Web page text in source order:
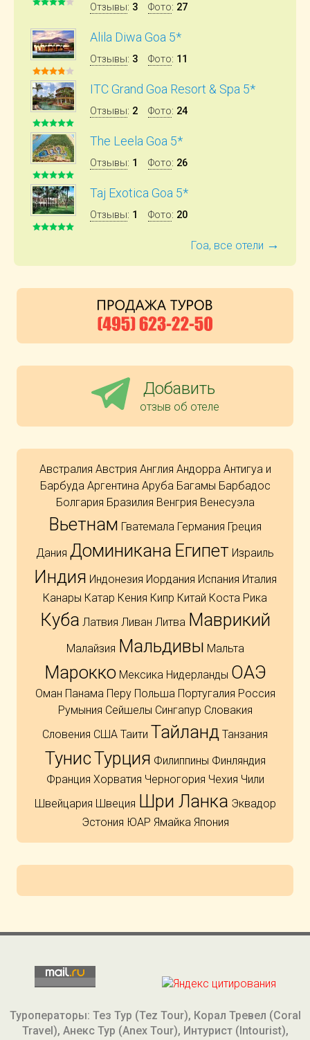
Отзывы: 3 Фото: 27
Alila Diwa Goa 5*
Отзывы: 3 Фото: 11
ITC Grand Goa Resort & Spa 5*
Отзывы: 2 Фото: 24
The Leela Goa 5*
Отзывы: 1 Фото: 26
Taj Exotica Goa 5*
Отзывы: 1 Фото: 20
Гоа, все отели →
Добавить
отзыв об отеле
Австралия Австрия Англия Андорра Антигуа и
Барбуда Аргентина Аруба Багамы Барбадос
Болгария Бразилия Венгрия Венесуэла
Вьетнам Гватемала Германия Греция
Дания Доминикана Египет Израиль
Индия Индонезия Иордания Испания Италия
Канары Катар Кения Кипр Китай Коста Рика
Куба Латвия Ливан Литва Маврикий
Малайзия Мальдивы Мальта
Марокко Мексика Нидерланды ОАЭ
Оман Панама Перу Польша Португалия Россия
Румыния Сейшелы Сингапур Словакия
Словения США Таити Тайланд Танзания
ТунисТурция Филиппины Финляндия
Франция Хорватия Черногория Чехия Чили
Швейцария Швеция Шри Ланка Эквадор
Эстония ЮАР Ямайка Япония
Туроператоры: Тез Тур (Tez Tour), Корал Тревел (Coral
Travel), Анекс Тур (Anex Tour), Интурист (Intourist),